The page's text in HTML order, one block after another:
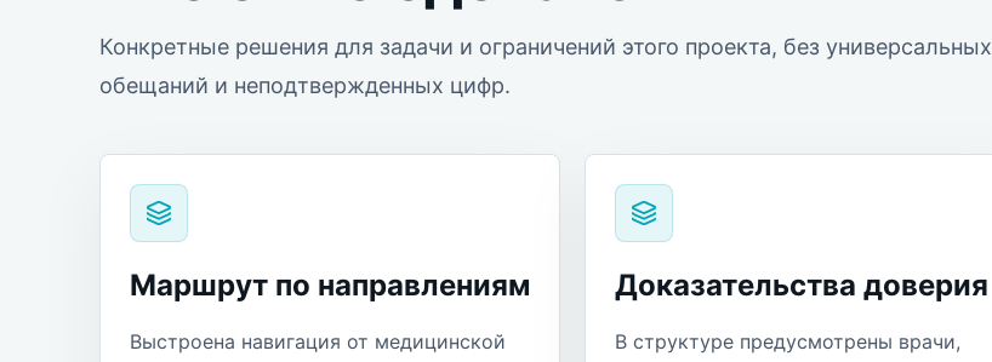
Конкретные решения для задачи и ограничений этого проекта, без универсальных
обещаний и неподтвержденных цифр.
Маршрут по направлениям
Выстроена навигация от медицинской
Доказательства доверия
В структуре предусмотрены врачи,